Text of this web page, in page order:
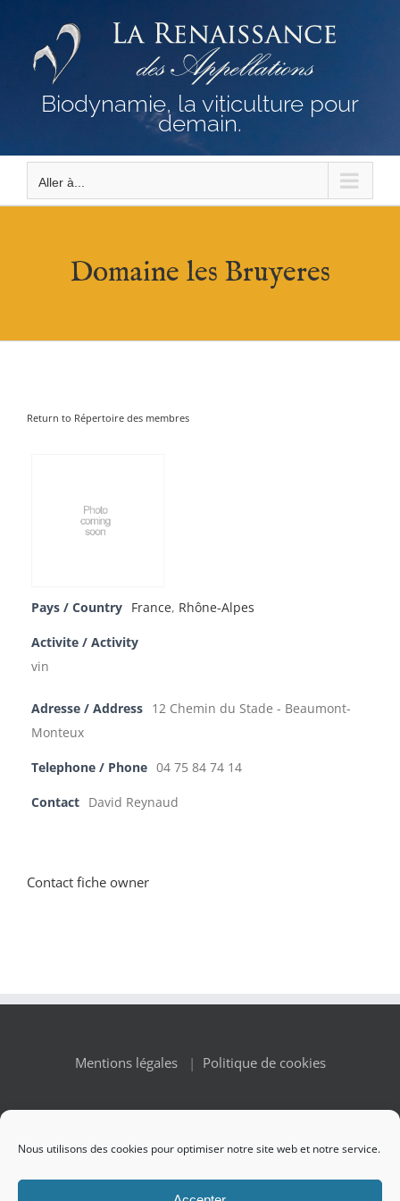
Nous utilisons des cookies pour optimiser notre site web et notre service.
contenu
Biodynamie, la viticulture pour
demain.
Aller à...
Domaine les Bruyeres
Return to Répertoire des membres
Pays / Country France, Rhône-Alpes
Activite / Activity
vin
Adresse / Address
12 Chemin du Stade - Beaumont-
Monteux
Telephone / Phone 04 75 84 74 14
Contact David Reynaud
Contact fiche owner
Mentions légales| Politique de cookies